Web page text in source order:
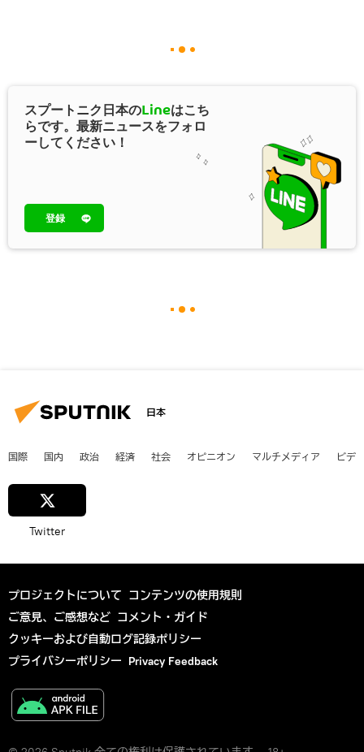
スプートニク日本のLineはこち
らです。最新ニュースをフォロ
ーしてください！
登録
日本
国際 国内 政治 経済 社会 オピニオン マルチメディア ビデ
Twitter
プロジェクトについて コンテンツの使用規則
ご意見、ご感想など コメント・ガイド
クッキーおよび自動ログ記録ポリシー
プライバシーポリシー Privacy Feedback